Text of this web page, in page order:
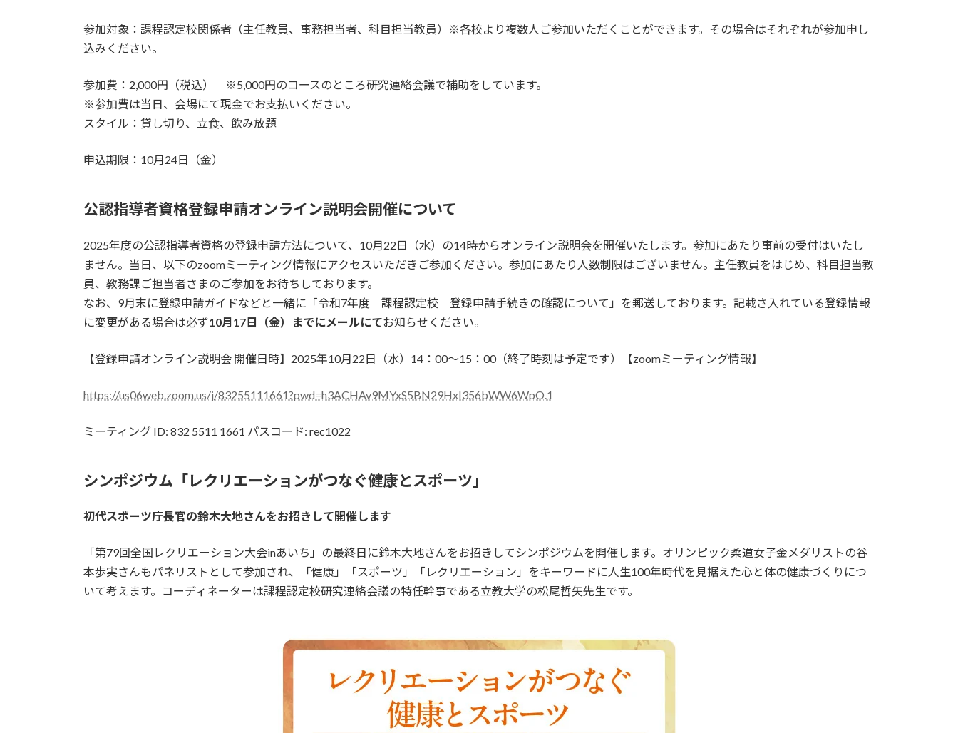
参加対象：課程認定校関係者（主任教員、事務担当者、科目担当教員）※各校より複数人ご参加いただくことができます。その場合はそれぞれが参加申し
込みください。
参加費：2,000円（税込） ※5,000円のコースのところ研究連絡会議で補助をしています。
※参加費は当日、会場にて現金でお支払いください。
スタイル：貸し切り、立食、飲み放題
申込期限：10月24日（金）
公認指導者資格登録申請オンライン説明会開催について
2025年度の公認指導者資格の登録申請方法について、10月22日（水）の14時からオンライン説明会を開催いたします。参加にあたり事前の受付はいたし
ません。当日、以下のzoomミーティング情報にアクセスいただきご参加ください。参加にあたり人数制限はございません。主任教員をはじめ、科目担当教
員、教務課ご担当者さまのご参加をお待ちしております。
なお、9月末に登録申請ガイドなどと一緒に「令和7年度 課程認定校 登録申請手続きの確認について」を郵送しております。記載さ入れている登録情報
に変更がある場合は必ず10月17日（金）までにメールにてお知らせください。
【登録申請オンライン説明会 開催日時】2025年10月22日（水）14：00～15：00（終了時刻は予定です）【zoomミーティング情報】
https://us06web.zoom.us/j/83255111661?pwd=h3ACHAv9MYxS5BN29HxI356bWW6WpO.1
ミーティング ID: 832 5511 1661 パスコード: rec1022
シンポジウム「レクリエーションがつなぐ健康とスポーツ」
初代スポーツ庁長官の鈴木大地さんをお招きして開催します
「第79回全国レクリエーション大会inあいち」の最終日に鈴木大地さんをお招きしてシンポジウムを開催します。オリンピック柔道女子金メダリストの谷
本歩実さんもパネリストとして参加され、「健康」「スポーツ」「レクリエーション」をキーワードに人生100年時代を見据えた心と体の健康づくりにつ
いて考えます。コーディネーターは課程認定校研究連絡会議の特任幹事である立教大学の松尾哲矢先生です。